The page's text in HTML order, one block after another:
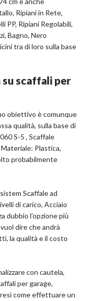
Ripiani in Rete,
PP, Ripiani Regolabili,
Bagno, Nero
tra di loro sulla base
scaffali per
obiettivo è comunque
qualità, sulla base di
S-5 , Scaffale
Plastica,
probabilmente
Scaffale ad
di carico, Acciaio
dubbio l'opzione più
dire che andrà
la qualità e il costo
con cautela,
per garage,
come effettuare un